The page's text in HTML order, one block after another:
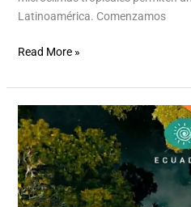
Latinoamérica. Comenzamos
Read More »
Ecuador
Continental
2027